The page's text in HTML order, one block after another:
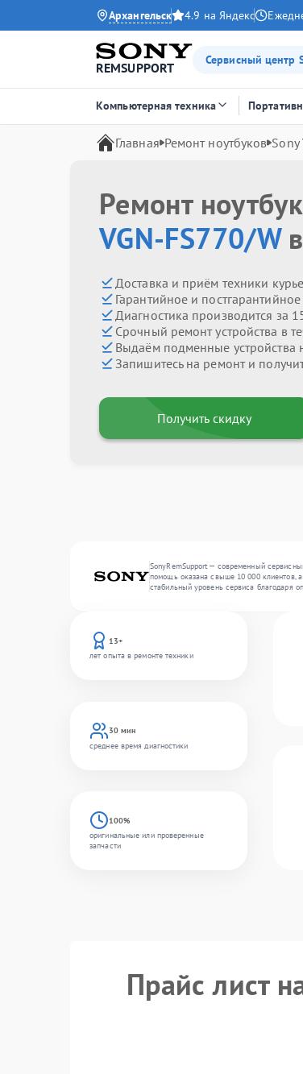
Архангельск 4.9 на Яндекс
REMSUPPORT
Сервисный центр
Компьютерная техника
Главная Ремонт ноутбуков Sony
Ремонт
VGN-FS770/W
Доставка и приём техники
Гарантийное и
Диагностика производится за
Срочный ремонт устройства в
Выдаём подменные устройства
Запишитесь на ремонт и
Получить скидку
SonyRemSupport — современный
помощь оказана свыше 10 000 клиентов,
стабильный уровень сервиса благодаря
13+
лет опыта в ремонте техники
30 мин
среднее время диагностики
100%
оригинальные или проверенные
запчасти
Прайс лист